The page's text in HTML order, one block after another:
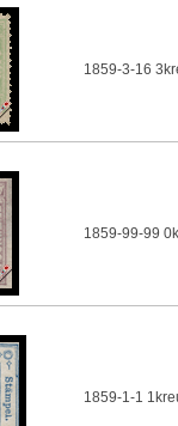
1859-3-16
1859-99-99
1859-1-1